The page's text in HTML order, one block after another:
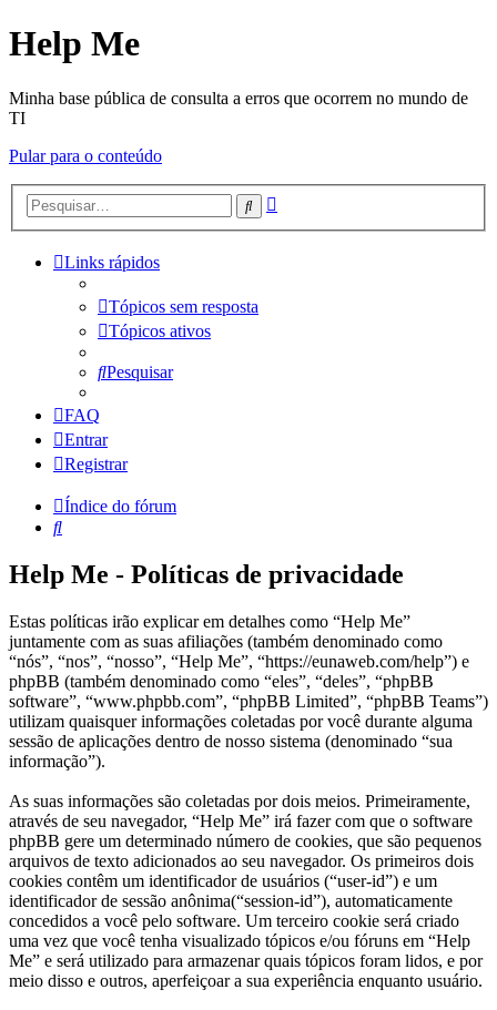
Help Me
Minha base pública de consulta a erros que ocorrem no mundo de
TI
Pular para o conteúdo
Pesquisar
Links rápidos
Tópicos sem resposta
Tópicos ativos
Pesquisar
FAQ
Entrar
Registrar
Índice do fórum
Pesquisar
Help Me - Políticas de privacidade
Estas políticas irão explicar em detalhes como “Help Me”
juntamente com as suas afiliações (também denominado como
“nós”, “nos”, “nosso”, “Help Me”, “https://eunaweb.com/help”) e
phpBB (também denominado como “eles”, “deles”, “phpBB
software”, “www.phpbb.com”, “phpBB Limited”, “phpBB Teams”)
utilizam quaisquer informações coletadas por você durante alguma
sessão de aplicações dentro de nosso sistema (denominado “sua
informação”).
As suas informações são coletadas por dois meios. Primeiramente,
através de seu navegador, “Help Me” irá fazer com que o software
phpBB gere um determinado número de cookies, que são pequenos
arquivos de texto adicionados ao seu navegador. Os primeiros dois
cookies contêm um identificador de usuários (“user-id”) e um
identificador de sessão anônima(“session-id”), automaticamente
concedidos a você pelo software. Um terceiro cookie será criado
uma vez que você tenha visualizado tópicos e/ou fóruns em “Help
Me” e será utilizado para armazenar quais tópicos foram lidos, e por
meio disso e outros, aperfeiçoar a sua experiência enquanto usuário.